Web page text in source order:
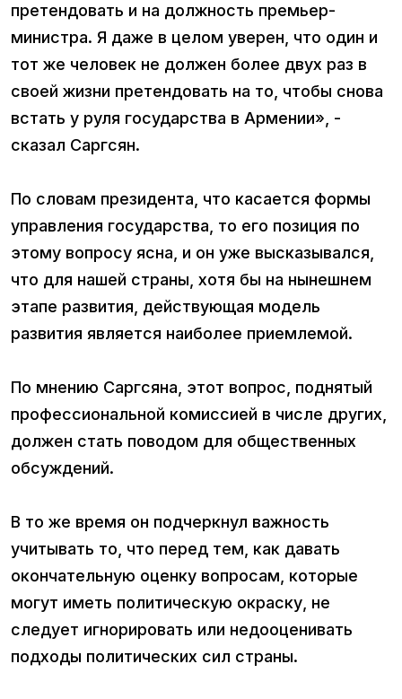
претендовать и на должность премьер-
министра. Я даже в целом уверен, что один и
тот же человек не должен более двух раз в
своей жизни претендовать на то, чтобы снова
встать у руля государства в Армении», -
сказал Саргсян.
По словам президента, что касается формы
управления государства, то его позиция по
этому вопросу ясна, и он уже высказывался,
что для нашей страны, хотя бы на нынешнем
этапе развития, действующая модель
развития является наиболее приемлемой.
По мнению Саргсяна, этот вопрос, поднятый
профессиональной комиссией в числе других,
должен стать поводом для общественных
обсуждений.
В то же время он подчеркнул важность
учитывать то, что перед тем, как давать
окончательную оценку вопросам, которые
могут иметь политическую окраску, не
следует игнорировать или недооценивать
подходы политических сил страны.